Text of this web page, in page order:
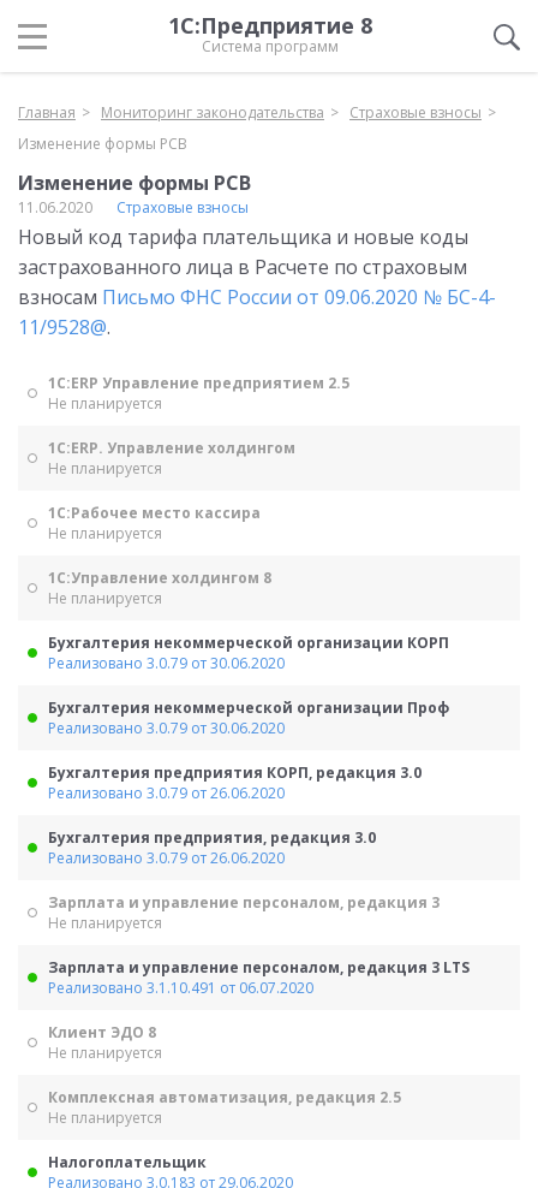
1С:Предприятие 8
Система программ
Главная Мониторинг законодательства
Страховые взносы
Изменение формы РСВ
Изменение формы РСВ
11.06.2020 Страховые взносы
Новый код тарифа плательщика и новые коды
застрахованного лица в Расчете по страховым
взносам Письмо ФНС России от 09.06.2020 № БС-4-
11/9528@.
1С:ERP Управление предприятием 2.5
Не планируется
1С:ERP. Управление холдингом
Не планируется
1С:Рабочее место кассира
Не планируется
1С:Управление холдингом 8
Не планируется
Бухгалтерия некоммерческой организации КОРП
Реализовано 3.0.79 от 30.06.2020
Бухгалтерия некоммерческой организации Проф
Реализовано 3.0.79 от 30.06.2020
Бухгалтерия предприятия КОРП, редакция 3.0
Реализовано 3.0.79 от 26.06.2020
Бухгалтерия предприятия, редакция 3.0
Реализовано 3.0.79 от 26.06.2020
Зарплата и управление персоналом, редакция 3
Не планируется
Зарплата и управление персоналом, редакция 3 LTS
Реализовано 3.1.10.491 от 06.07.2020
Клиент ЭДО 8
Не планируется
Комплексная автоматизация, редакция 2.5
Не планируется
Налогоплательщик
Реализовано 3.0.183 от 29.06.2020